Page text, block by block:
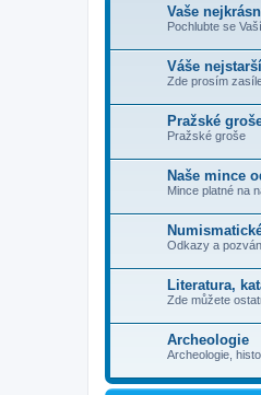
Vaše
Pochlubte se
Váše
Zde prosím
Pražské
Pražské groše
Naše mince
Mince platné na
Odkazy a
Literatura,
Zde můžete
Archeologie
Archeologie,